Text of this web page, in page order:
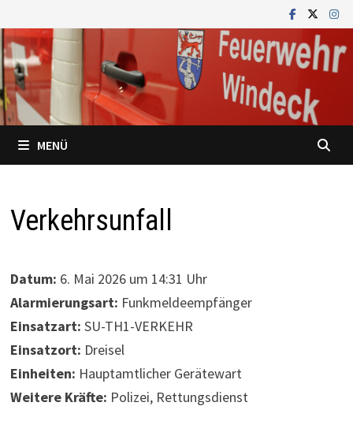
Inhalt
springen
MENÜ
Verkehrsunfall
Datum: 6. Mai 2026 um 14:31 Uhr
Alarmierungsart: Funkmeldeempfänger
Einsatzart: SU-TH1-VERKEHR
Einsatzort: Dreisel
Einheiten: Hauptamtlicher Gerätewart
Weitere Kräfte: Polizei, Rettungsdienst